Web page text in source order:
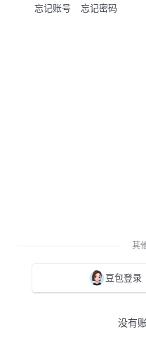
忘记账号 忘记密码
其
豆包登录
没有